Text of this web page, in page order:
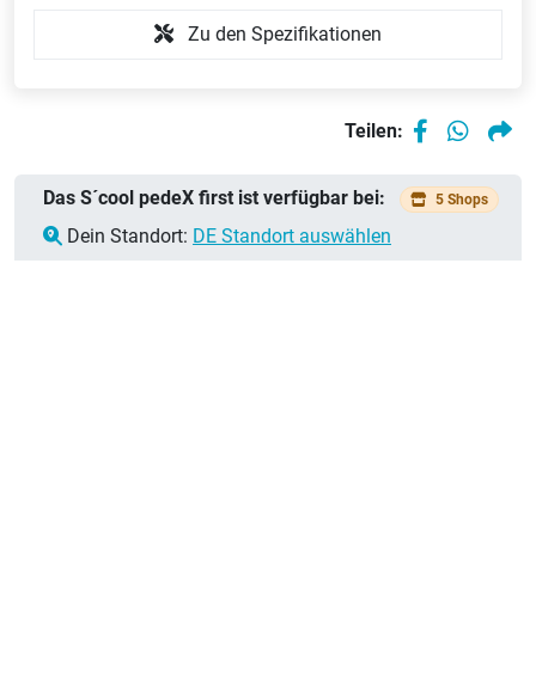
Zu den Spezifikationen
Teilen:
Das S´cool pedeX first ist verfügbar bei: 5 Shops
Dein Standort: DE Standort auswählen